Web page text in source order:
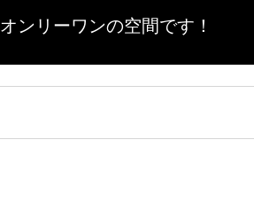
オンリーワンの空間です！